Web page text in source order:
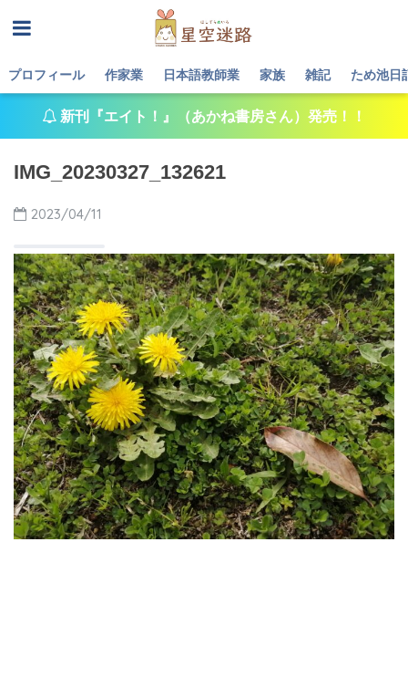
プロフィール 作家業 日本語教師業 家族 雑記 ため池日
新刊『エイト！』（あかね書房さん）発売！！
IMG_20230327_132621
2023/04/11